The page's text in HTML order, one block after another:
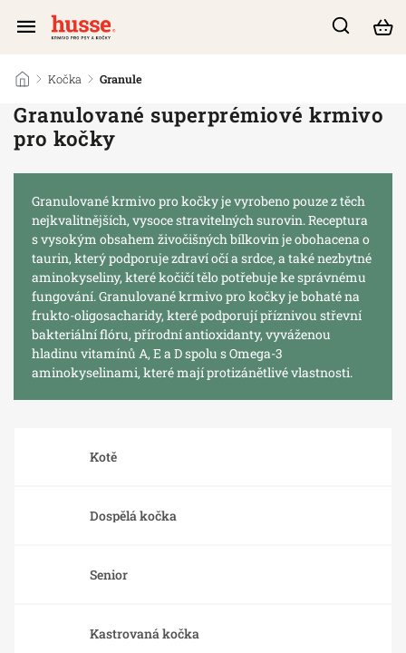
/ Kočka / Granule
Granulované superprémiové krmivo
pro kočky
Granulované krmivo pro kočky je vyrobeno pouze z těch
nejkvalitnějších, vysoce stravitelných surovin. Receptura
s vysokým obsahem živočišných bílkovin je obohacena o
taurin, který podporuje zdraví očí a srdce, a také nezbytné
aminokyseliny, které kočičí tělo potřebuje ke správnému
fungování. Granulované krmivo pro kočky je bohaté na
frukto-oligosacharidy, které podporují příznivou střevní
bakteriální flóru, přírodní antioxidanty, vyváženou
hladinu vitamínů A, E a D spolu s Omega-3
aminokyselinami, které mají protizánětlivé vlastnosti.
Kotě
Dospělá kočka
Senior
Kastrovaná kočka